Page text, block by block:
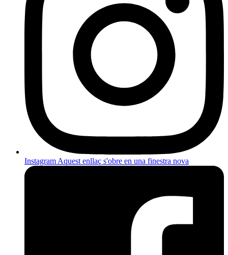
Instagram Aquest enllaç s'obre en una finestra nova